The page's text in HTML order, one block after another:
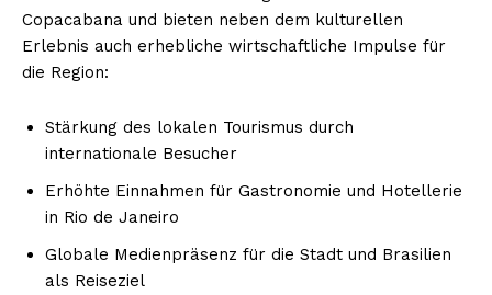
Copacabana und bieten neben dem kulturellen
Erlebnis auch erhebliche wirtschaftliche Impulse für
die Region:
Stärkung des lokalen Tourismus durch
internationale Besucher
Erhöhte Einnahmen für Gastronomie und Hotellerie
in Rio de Janeiro
Globale Medienpräsenz für die Stadt und Brasilien
als Reiseziel